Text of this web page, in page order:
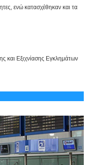
ενώ κατασχέθηκαν και τα
και Εξιχνίασης Εγκλημάτων